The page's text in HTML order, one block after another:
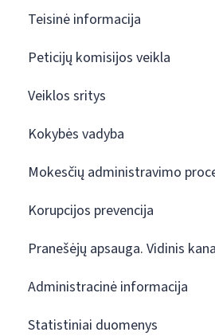
Teisinė informacija
Peticijų komisijos veikla
Veiklos sritys
Kokybės vadyba
Mokesčių administravimo
Korupcijos prevencija
Pranešėjų apsauga. Vidinis
Administracinė informacija
Statistiniai duomenys